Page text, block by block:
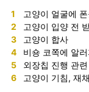
1 고양이 얼굴에
2 고양이 입양 전
3 고양이 합사
4 비숑 코쪽에 알러
5 외장칩 진행 관
6 고양이 기침, 재